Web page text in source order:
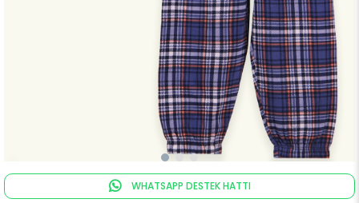
WHATSAPP DESTEK HATTI